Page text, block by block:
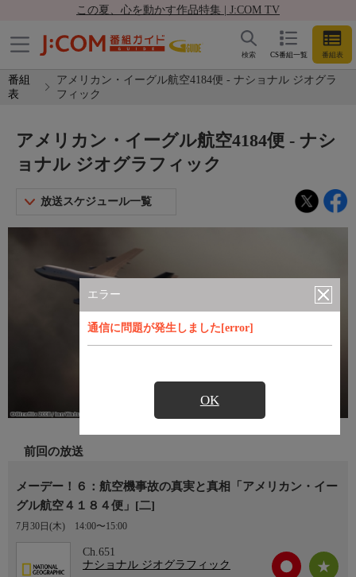
この夏、心を動かす作品特集 | J:COM TV
CS番組一覧 番組表
検索
番組
表
アメリカン・イーグル航空4184便 - ナショナル ジオグラ
フィック
エラー
通信に問題が発生しました[error]
OK
アメリカン・イーグル航空4184便 - ナシ
ョナル ジオグラフィック
放送スケジュール一覧
前回の放送
メーデー！６：航空機事故の真実と真相「アメリカン・イー
グル航空４１８４便」[二]
7月30日(木) 14:00〜15:00
Ch.651
ナショナル ジオグラフィック